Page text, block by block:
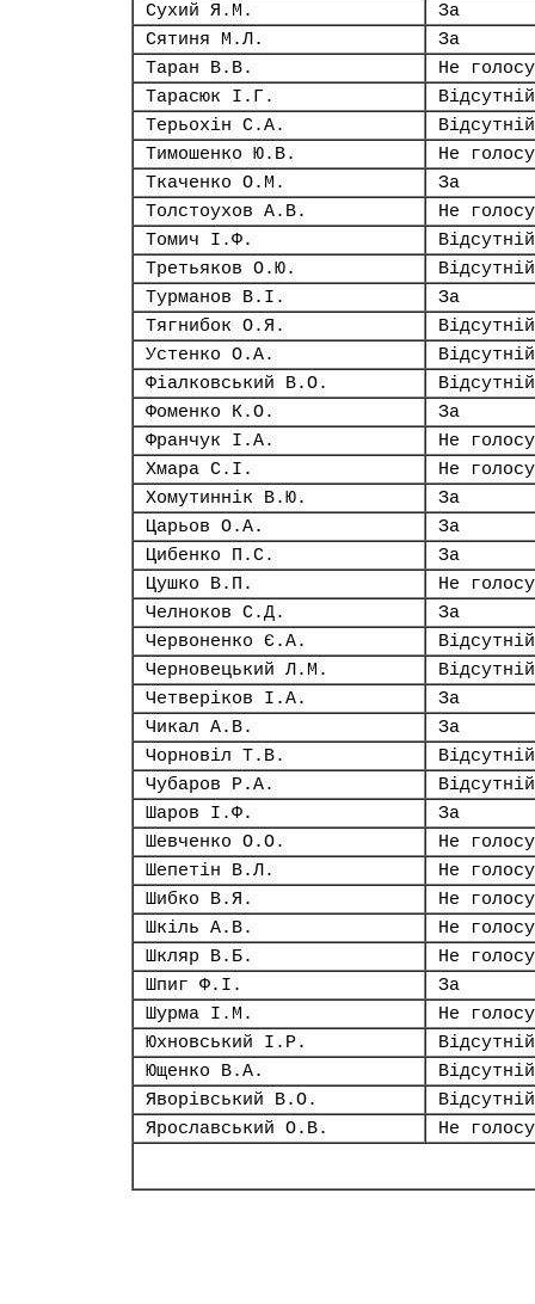
Сухий Я.М.
За
Сятиня М.Л.
За
Таран В.В.
Не
Тарасюк І.Г.
Відсутній
Терьохін С.А.
Відсутній
Тимошенко Ю.В.
Не
Ткаченко О.М.
За
Толстоухов А.В.
Не
Томич І.Ф.
Відсутній
Третьяков О.Ю.
Відсутній
Турманов В.І.
За
Тягнибок О.Я.
Відсутній
Устенко О.А.
Відсутній
Фіалковський В.О.
Відсутній
Фоменко К.О.
За
Франчук І.А.
Не
Хмара С.І.
Не
Хомутиннік В.Ю.
За
Царьов О.А.
За
Цибенко П.С.
За
Цушко В.П.
Не
Челноков С.Д.
За
Червоненко Є.А.
Відсутній
Черновецький Л.М.
Відсутній
Четверіков І.А.
За
Чикал А.В.
За
Чорновіл Т.В.
Відсутній
Чубаров Р.А.
Відсутній
Шаров І.Ф.
За
Шевченко О.О.
Не
Шепетін В.Л.
Не
Шибко В.Я.
Не
Шкіль А.В.
Не
Шкляр В.Б.
Не
Шпиг Ф.І.
За
Шурма І.М.
Не
Юхновський І.Р.
Відсутній
Ющенко В.А.
Відсутній
Яворівський В.О.
Відсутній
Ярославський О.В.
Не